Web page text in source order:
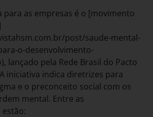
para as empresas é o [movimento
post/saude-mental-
o-desenvolvimento-
lançado pela Rede Brasil do Pacto
iniciativa indica diretrizes para
e o preconceito social com os
mental. Entre as